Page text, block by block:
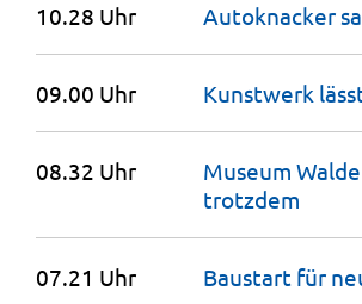
10.28 Uhr Autoknacker
09.00 Uhr Kunstwerk
08.32 Uhr
Museum
trotzdem
07.21 Uhr Baustart für